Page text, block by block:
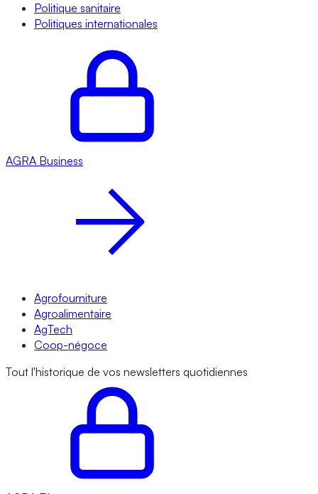
Politique sanitaire
Politiques internationales
AGRA Business
Agrofourniture
Agroalimentaire
AgTech
Coop-négoce
Tout l'historique de vos newsletters quotidiennes